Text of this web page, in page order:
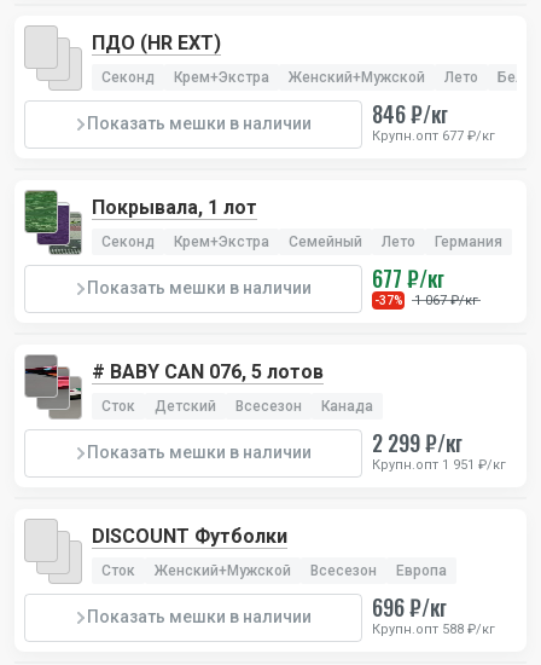
ПДО (HR EXT)
Секонд Крем+Экстра Женский+Мужской Лето
Показать мешки в наличии 846 ₽/кг
Крупн.опт 677 ₽/кг
Покрывала, 1 лот
Секонд Крем+Экстра Семейный Лето Германия
Показать мешки в наличии 677 ₽/кг
-37% 1 067 ₽/кг
# BABY CAN 076, 5 лотов
Сток Детский Всесезон Канада
Показать мешки в наличии 2 299 ₽/кг
Крупн.опт 1 951 ₽/кг
DISCOUNT Футболки
Сток Женский+Мужской Всесезон Европа
Показать мешки в наличии 696 ₽/кг
Крупн.опт 588 ₽/кг